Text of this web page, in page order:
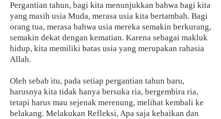
Pergantian tahun, bagi kita menunjukkan bahwa bagi kita
yang masih usia Muda, merasa usia kita bertambah. Bagi
orang tua, merasa bahwa usia mereka semakin berkurang,
semakin dekat dengan kematian. Karena sebagai makluk
hidup, kita memiliki batas usia yang merupakan rahasia
Allah.
Oleh sebab itu, pada setiap pergantian tahun baru,
harusnya kita tidak hanya bersuka ria, bergembira ria,
tetapi harus mau sejenak merenung, melihat kembali ke
belakang. Melakukan Refleksi, Apa saja kebaikan dan